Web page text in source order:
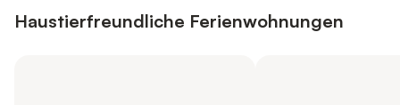
Haustierfreundliche Ferienwohnungen